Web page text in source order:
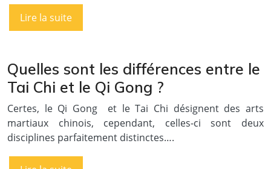
Lire la suite
Quelles sont les différences entre le
Tai Chi et le Qi Gong ?
Certes, le Qi Gong et le Tai Chi désignent des arts
martiaux chinois, cependant, celles-ci sont deux
disciplines parfaitement distinctes….